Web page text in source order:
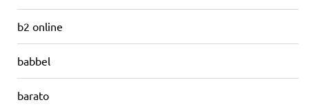
b2 online
babbel
barato